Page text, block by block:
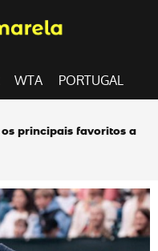
WTA PORTUGAL
principais favoritos a